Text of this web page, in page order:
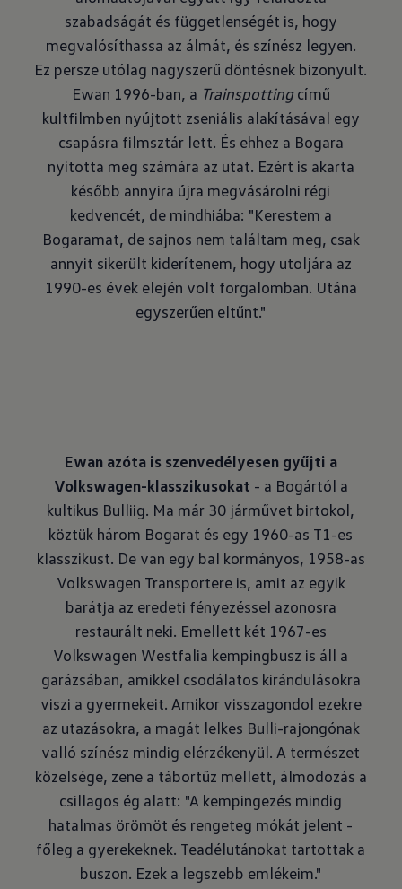
szabadságát és függetlenségét is, hogy
megvalósíthassa az álmát, és színész legyen.
Ez persze utólag nagyszerű döntésnek bizonyult.
Ewan 1996-ban, a Trainspottingcímű
kultfilmben nyújtott zseniális alakításával egy
csapásra filmsztár lett. És ehhez a Bogara
nyitotta meg számára az utat. Ezért is akarta
később annyira újra megvásárolni régi
kedvencét, de mindhiába: "Kerestem a
Bogaramat, de sajnos nem találtam meg, csak
annyit sikerült kiderítenem, hogy utoljára az
1990-es évek elején volt forgalomban. Utána
egyszerűen eltűnt."
Ewan azóta is szenvedélyesen gyűjti a
Volkswagen-klasszikusokat - a Bogártól a
kultikus Bulliig. Ma már 30 járművet birtokol,
köztük három Bogarat és egy 1960-as T1-es
klasszikust. De van egy bal kormányos, 1958-as
Volkswagen Transportere is, amit az egyik
barátja az eredeti fényezéssel azonosra
restaurált neki. Emellett két 1967-es
Volkswagen Westfalia kempingbusz is áll a
garázsában, amikkel csodálatos kirándulásokra
viszi a gyermekeit. Amikor visszagondol ezekre
az utazásokra, a magát lelkes Bulli-rajongónak
valló színész mindig elérzékenyül. A természet
közelsége, zene a tábortűz mellett, álmodozás a
csillagos ég alatt: "A kempingezés mindig
hatalmas örömöt és rengeteg mókát jelent -
főleg a gyerekeknek. Teadélutánokat tartottak a
buszon. Ezek a legszebb emlékeim."